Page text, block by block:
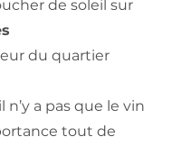
de soleil sur
du quartier
n’y a pas que le vin
tout de